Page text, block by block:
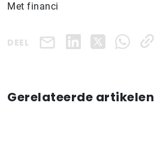
Met financi
DEEL
Gerelateerde artikelen